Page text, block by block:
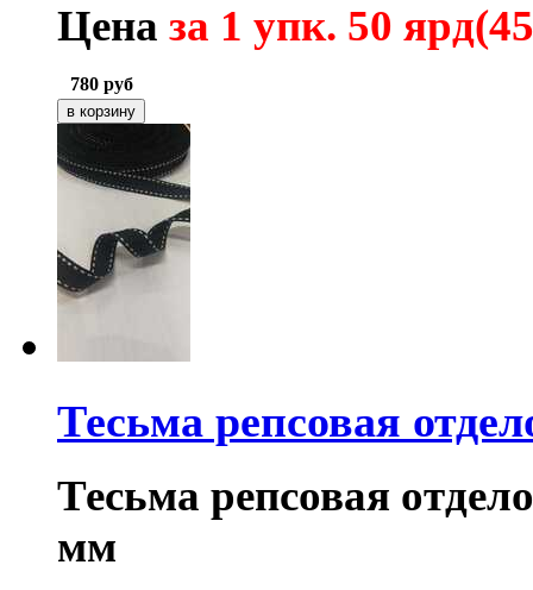
Цена за 1 упк. 50
780 руб
Тесьма репсовая
Тесьма репсовая
мм